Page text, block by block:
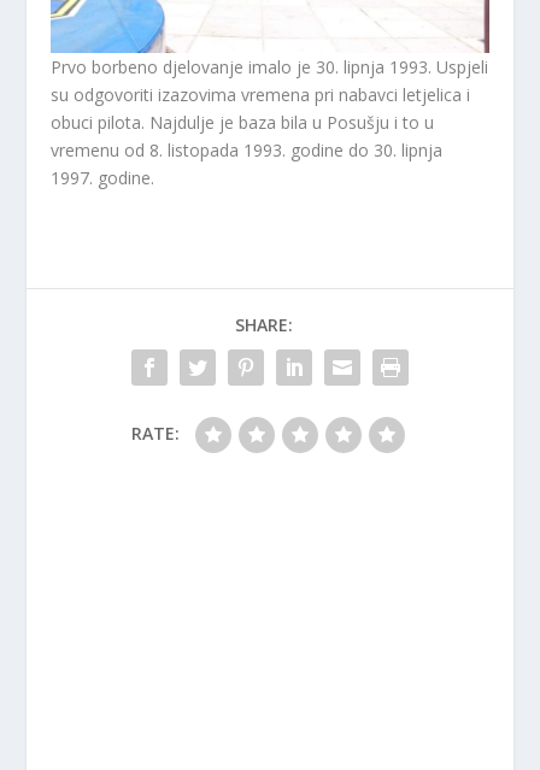
Prvo borbeno djelovanje imalo je 30. lipnja 1993. Uspjeli
su odgovoriti izazovima vremena pri nabavci letjelica i
obuci pilota. Najdulje je baza bila u Posušju i to u
vremenu od 8. listopada 1993. godine do 30. lipnja
1997. godine.
SHARE:
RATE: